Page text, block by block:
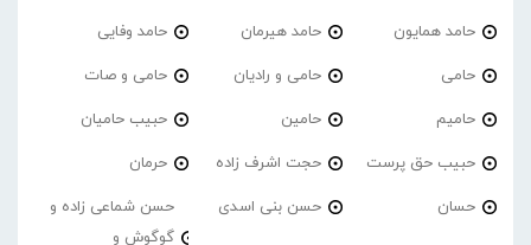
حامد همایون حامد هیرمان حامد وفایی
حامی حامی و رادیان حامی و صات
حامیم حامین حبیب حامیان
حبیب حق پرست حجت اشرف زاده حرمان
حسان حسن بنی اسدی
حسن شماعی زاده و
گوگوش و